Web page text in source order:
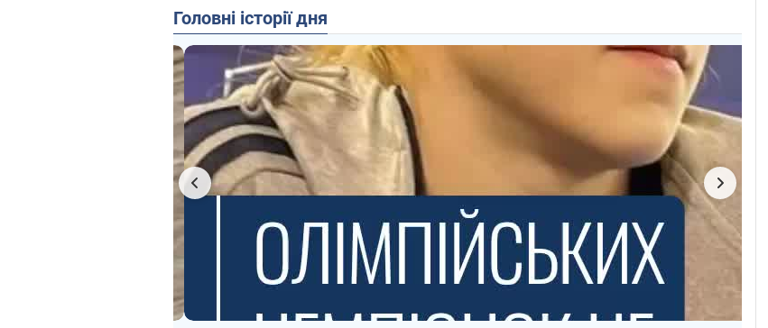
Головні історії дня